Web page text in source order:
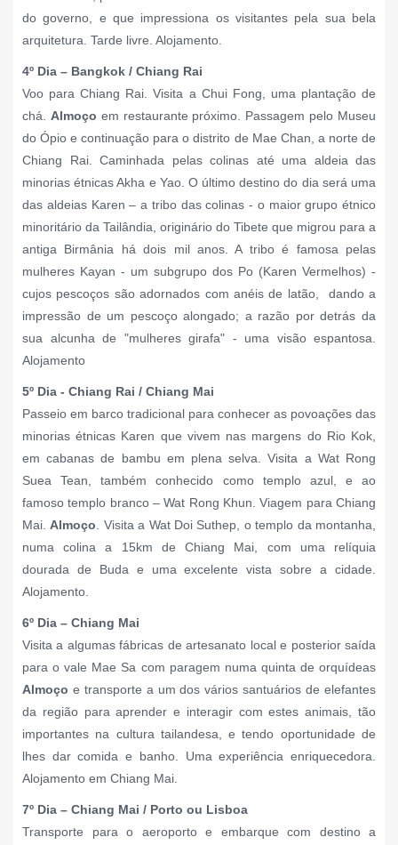
do governo, e que impressiona os visitantes pela sua bela
arquitetura. Tarde livre. Alojamento.
4º Dia – Bangkok / Chiang Rai
Voo para Chiang Rai.Visita a Chui Fong, uma plantação de
chá. Almoço em restaurante próximo. Passagem pelo Museu
do Ópio e continuação para o distrito de Mae Chan, a norte de
Chiang Rai. Caminhada pelas colinas até uma aldeia das
minorias étnicas Akha e Yao. O último destino do dia será uma
das aldeias Karen – a tribo das colinas - o maior grupo étnico
minoritário da Tailândia, originário do Tibete que migrou para a
antiga Birmânia há dois mil anos. A tribo é famosa pelas
mulheres Kayan - um subgrupo dos Po (Karen Vermelhos) -
cujos pescoços são adornados com anéis de latão, dando a
impressão de um pescoço alongado; a razão por detrás da
sua alcunha de "mulheres girafa" - uma visão espantosa.
Alojamento
5º Dia - Chiang Rai / Chiang Mai
Passeio em barco tradicional para conhecer as povoações das
minorias étnicas Karen que vivem nas margens do Rio Kok,
em cabanas de bambu em plena selva. Visita a Wat Rong
Suea Tean, também conhecido como templo azul, e ao
famoso templo branco – Wat Rong Khun. Viagem para Chiang
Mai. Almoço . Visita a WatDoi Suthep, o templo da montanha,
numa colina a 15km de Chiang Mai, com uma relíquia
dourada de Buda e uma excelente vista sobre a cidade.
Alojamento.
6º Dia – Chiang Mai
Visita a algumas fábricas de artesanato local e posterior saída
para o vale Mae Sa com paragem numa quinta de orquídeas
Almoço e transporte a um dos vários santuários de elefantes
da região para aprender e interagir com estes animais, tão
importantes na cultura tailandesa, e tendo oportunidade de
lhes dar comida e banho. Uma experiência enriquecedora.
Alojamento em Chiang Mai.
7º Dia – Chiang Mai / Porto ou Lisboa
Transporte para o aeroporto e embarque com destino a